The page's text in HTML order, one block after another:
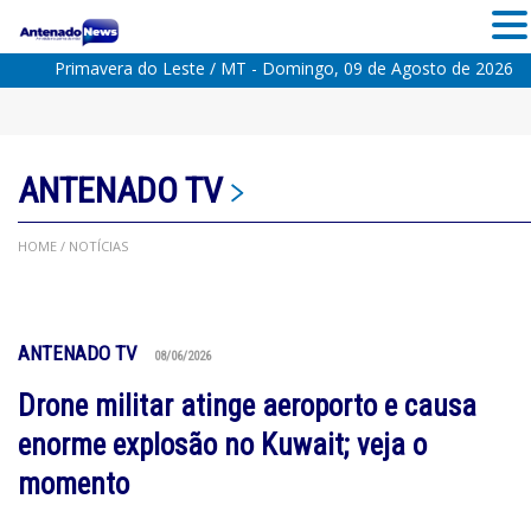
Primavera do Leste / MT - Domingo, 09 de Agosto de 2026
ANTENADO TV
HOME / NOTÍCIAS
ANTENADO TV 08/06/2026
Drone militar atinge aeroporto e causa
enorme explosão no Kuwait; veja o
momento